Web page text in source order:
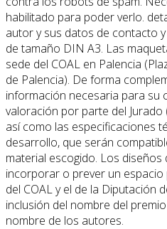
habilitado para poder verlo.
autor y sus datos de contacto
de tamaño DIN A3. Las
sede del COAL en Palencia
de Palencia). De forma
información necesaria para su
valoración por parte del
así como las especificaciones
desarrollo, que serán
material escogido. Los diseños
incorporar o prever un
del COAL y el de la Diputación
inclusión del nombre del
nombre de los autores.